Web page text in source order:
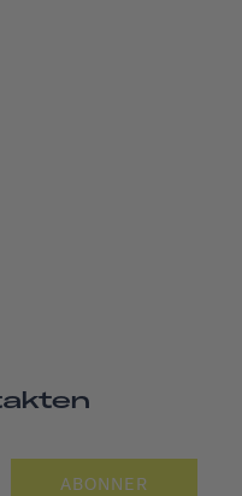
ABONNER